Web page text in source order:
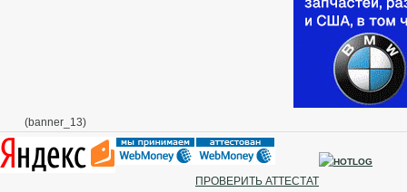
(banner_13)
ПРОВЕРИТЬ АТТЕСТАТ